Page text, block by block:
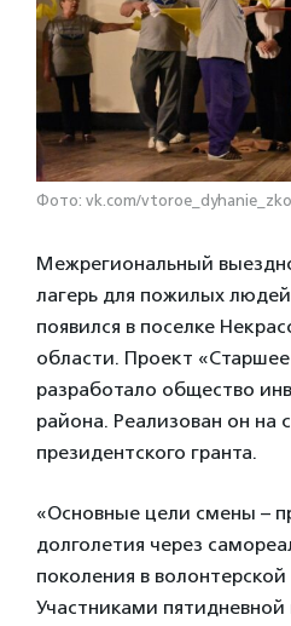
Фото: vk.com/
Межрегиональный
лагерь для пожилых
появился в поселке
области. Проект
разработало общество
района. Реализован он на
президентского гранта.
«Основные цели смены –
долголетия через
поколения в
Участниками пятидневной